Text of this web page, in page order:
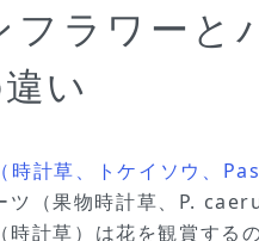
フラワーと
い
時計草、トケイソウ、
ツ（果物時計草、P.
時計草）は花を観賞する